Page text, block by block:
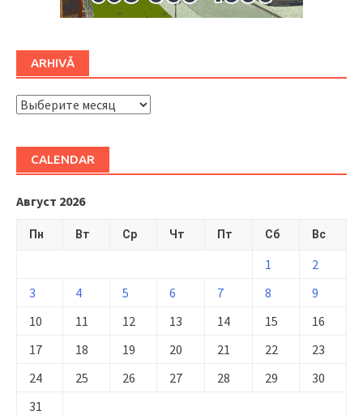
ARHIVĂ
ARHIVĂ
CALENDAR
Август 2026
Пн Вт Ср Чт Пт Сб Вс
1
2
3
4 5 6 7 8
9
10
11 12 13 14 15
16
17
18 19 20 21 22
23
24
25 26 27 28 29
30
31